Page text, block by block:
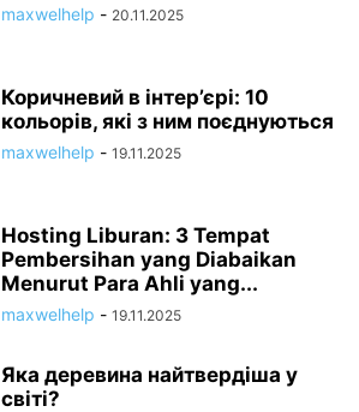
maxwelhelp - 20.11.2025
Коричневий в інтер’єрі: 10
кольорів, які з ним поєднуються
maxwelhelp - 19.11.2025
Hosting Liburan: 3 Tempat
Pembersihan yang Diabaikan
Menurut Para Ahli yang...
maxwelhelp - 19.11.2025
Яка деревина найтвердіша у
світі?